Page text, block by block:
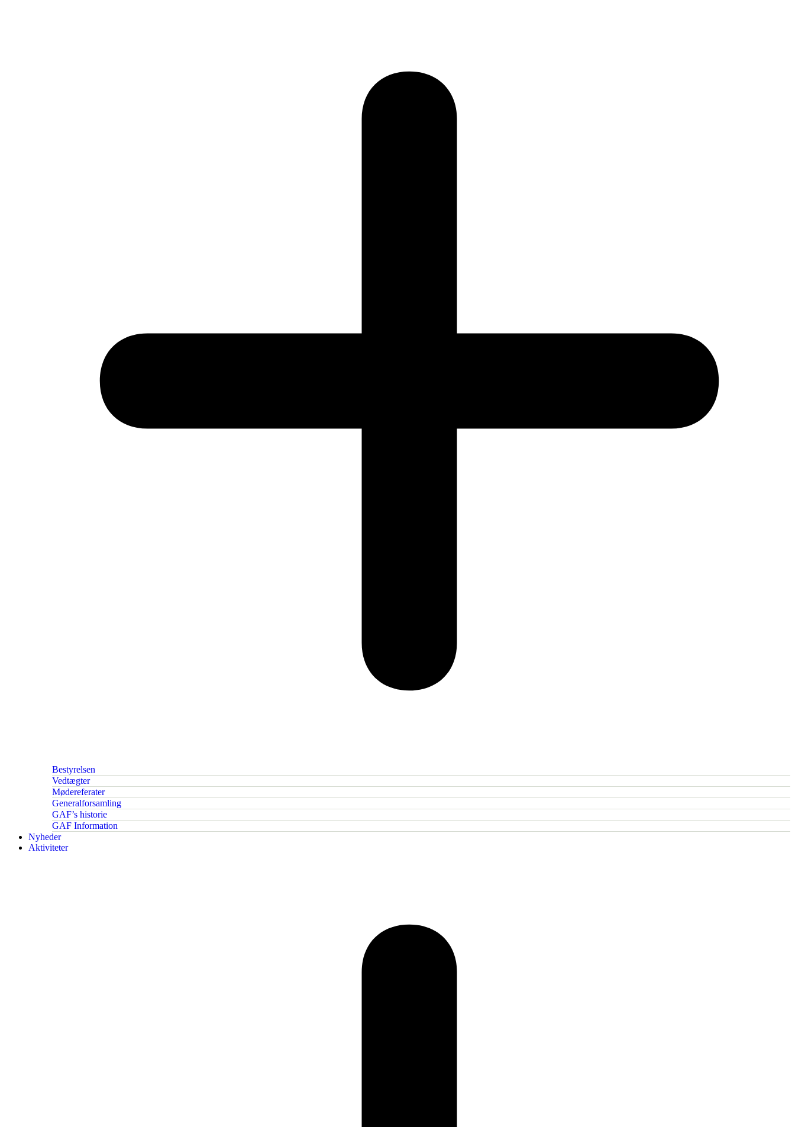
Bestyrelsen
Vedtægter
Mødereferater
Generalforsamling
GAF’s historie
GAF Information
Nyheder
Aktiviteter